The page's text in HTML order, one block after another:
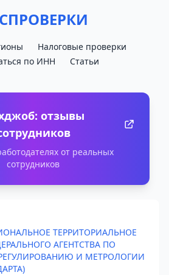
Налоговые проверки
по ИНН
Статьи
отзывы
от реальных
сотрудников
ТЕРРИТОРИАЛЬНОЕ
АГЕНТСТВА ПО
И МЕТРОЛОГИИ